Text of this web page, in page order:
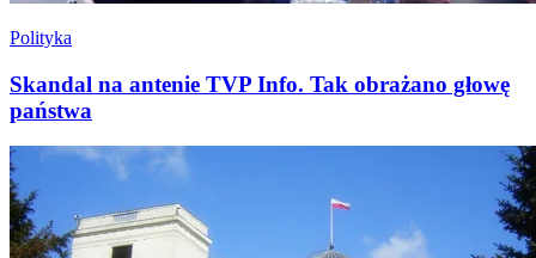
Polityka
Skandal na antenie TVP Info. Tak obrażano głowę
państwa